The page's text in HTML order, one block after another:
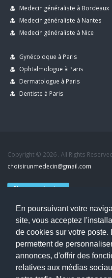
En poursuivant votre
site, vous acceptez
de cookies sur votre poste.
permettent de
annonces, d'offrir des
relatives aux médias
Medecin généraliste à Bordeaux
Medecin généraliste à Nantes
Medecin généraliste à Nice
Gynécoloque à Paris
Ophtalmologue à Paris
Dermatologue à Paris
Dentiste à Paris
Copyright © 2026 . All Rights
choisirunmedecin@gmail.com
Nous contacter
Accueil
Blog
Mon compte
Dernier avis : PASCAL DELCAMPE,
Mentions légales
Politique de confidentialité